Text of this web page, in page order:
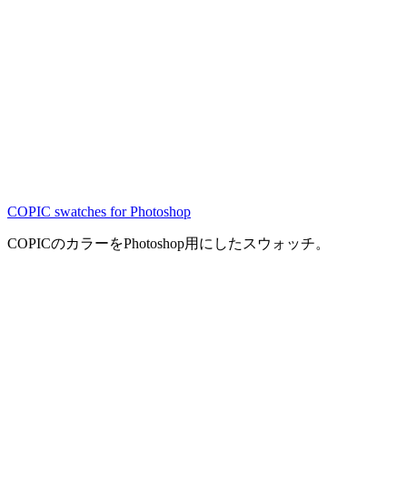
COPIC swatches for Photoshop
COPICのカラーをPhotoshop用にしたスウォッチ。